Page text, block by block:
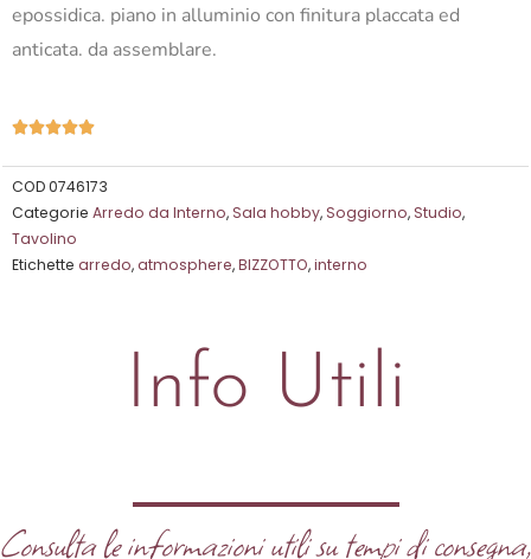
epossidica. piano in alluminio con finitura placcata ed
anticata. da assemblare.
Valutazione
su
5
COD0746173
Categorie Arredo da Interno,Sala hobby,Soggiorno,Studio,
Tavolino
Etichette arredo,atmosphere,BIZZOTTO,interno
Info Utili
Consulta le informazioni utili su tempi di consegna,